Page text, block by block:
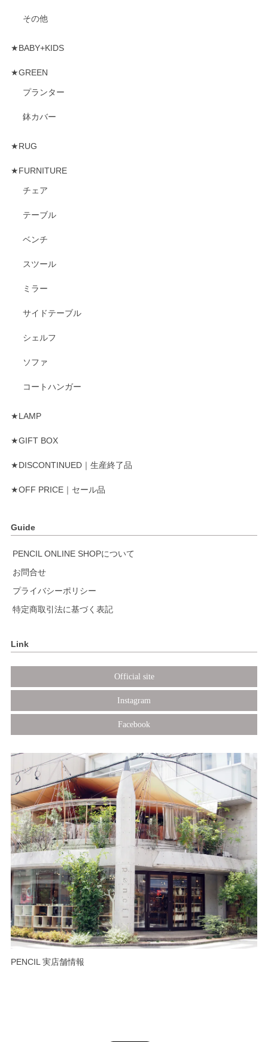
その他
★BABY+KIDS
★GREEN
プランター
鉢カバー
★RUG
★FURNITURE
チェア
テーブル
ベンチ
スツール
ミラー
サイドテーブル
シェルフ
ソファ
コートハンガー
★LAMP
★GIFT BOX
★DISCONTINUED｜生産終了品
★OFF PRICE｜セール品
Guide
PENCIL ONLINE SHOPについて
お問合せ
プライバシーポリシー
特定商取引法に基づく表記
Link
Official site
Instagram
Facebook
PENCIL 実店舗情報